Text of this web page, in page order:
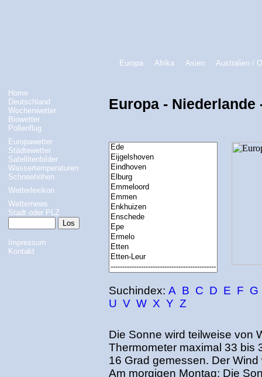
Europa Afrika Asien Australien /
Home
Deutschland
Wochenwetter
Biowetter
Pollenflug
Europawetter
Städtewetter
Satellitenbilder
Wassertemperaturen
Schneehöhen
Wetterlexikon
Wetternews
Stadt oder PLZ
Impressum
Kontakt
Europa - Niederlande
Suchindex: A B C D E F G
U V W X Y Z
Die Sonne wird teilweise von
Thermometer maximal 33 bis
16 Grad gemessen. Der
Am morgigen Montag: Die